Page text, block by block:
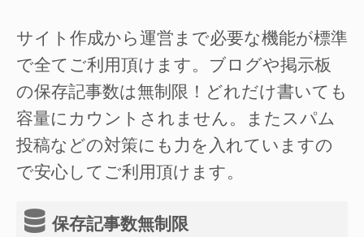
サイト作成から運営まで必要な機能が標準
で全てご利用頂けます。ブログや掲示板
の保存記事数は無制限！どれだけ書いても
容量にカウントされません。またスパム
投稿などの対策にも力を入れていますの
で安心してご利用頂けます。
保存記事数無制限